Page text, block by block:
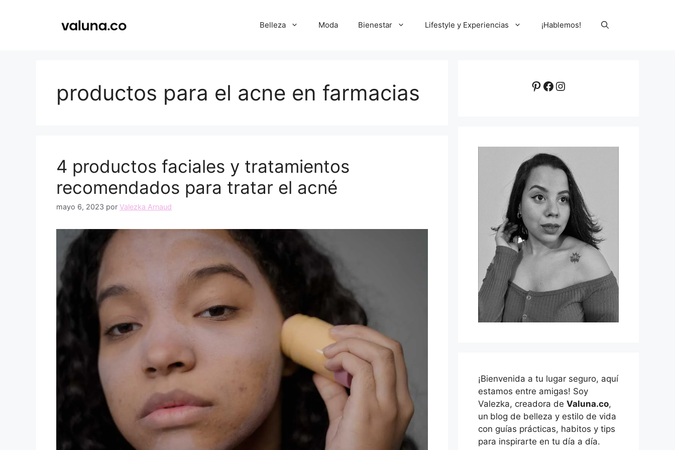
Belleza Moda Bienestar Lifestyle y Experiencias ¡Hablemos!
productos para el acne en farmacias
4 productos faciales y tratamientos
recomendados para tratar el acné
mayo 6, 2023 por Valezka Arnaud
Pinterest
Facebook
Instagram
¡Bienvenida a tu lugar seguro, aquí
estamos entre amigas! Soy
Valezka, creadora de Valuna.co,
un blog de belleza y estilo de vida
con guías prácticas, habitos y tips
para inspirarte en tu día a día.